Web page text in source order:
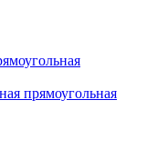
прямоугольная